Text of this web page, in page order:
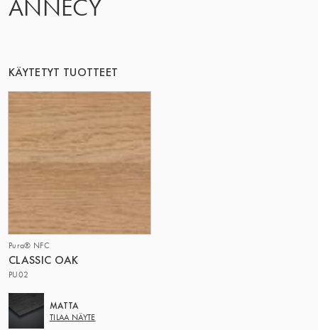
ANNECY
KÄYTETYT TUOTTEET
Pura® NFC
CLASSIC OAK
PU02
MATTA
TILAA NÄYTE